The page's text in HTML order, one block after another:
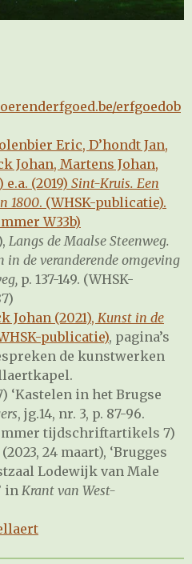
erfgoedob
Eric, D’hondt Jan,
Johan, Martens Johan,
(2019) Sint-Kruis. Een
1800. (WHSK-publicatie).
W33b)
Langs de Maalse Steenweg.
in de veranderende omgeving
p. 137-149. (WHSK-
Johan (2021), Kunst in de
publicatie), pagina’s
de kunstwerken
‘Kastelen in het Brugse
, jg.14, nr. 3, p. 87-96.
tijdschriftartikels 7)
24 maart), ‘Brugges
Lodewijk van Male
in Krant van West-